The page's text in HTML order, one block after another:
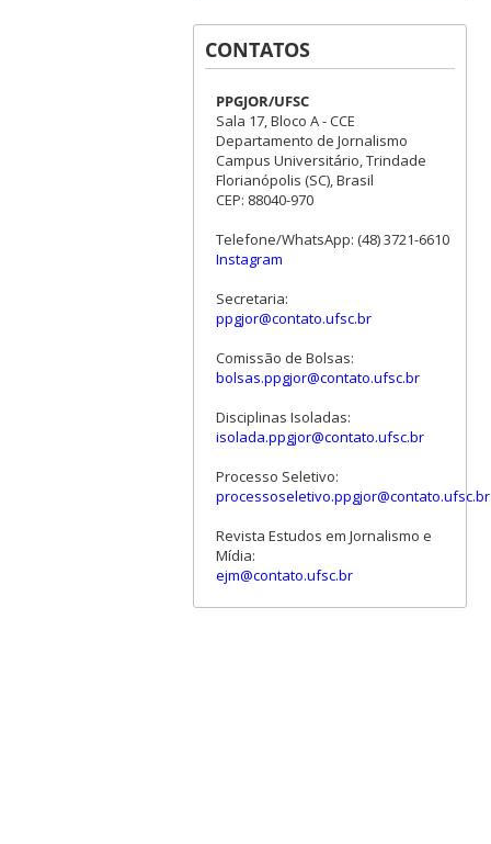
CONTATOS
PPGJOR/UFSC
Sala 17, Bloco A - CCE
Departamento de Jornalismo
Campus Universitário, Trindade
Florianópolis (SC), Brasil
CEP: 88040-970
Telefone/WhatsApp: (48) 3721-6610
Instagram
Secretaria:
ppgjor@contato.ufsc.br
Comissão de Bolsas:
bolsas.ppgjor@contato.ufsc.br
Disciplinas Isoladas:
isolada.ppgjor@contato.ufsc.br
Processo Seletivo:
processoseletivo.ppgjor@contato.ufsc.br
Revista Estudos em Jornalismo e
Mídia:
ejm@contato.ufsc.br